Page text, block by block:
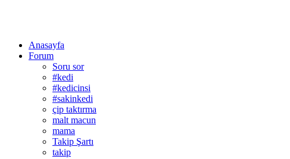
Anasayfa
Forum
Soru sor
#kedi
#kedicinsi
#sakinkedi
çip taktırma
malt macun
mama
Takip Şartı
takip